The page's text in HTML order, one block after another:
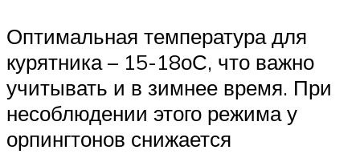
Оптимальная температура для
курятника – 15-18оС, что важно
учитывать и в зимнее время. При
несоблюдении этого режима у
орпингтонов снижается